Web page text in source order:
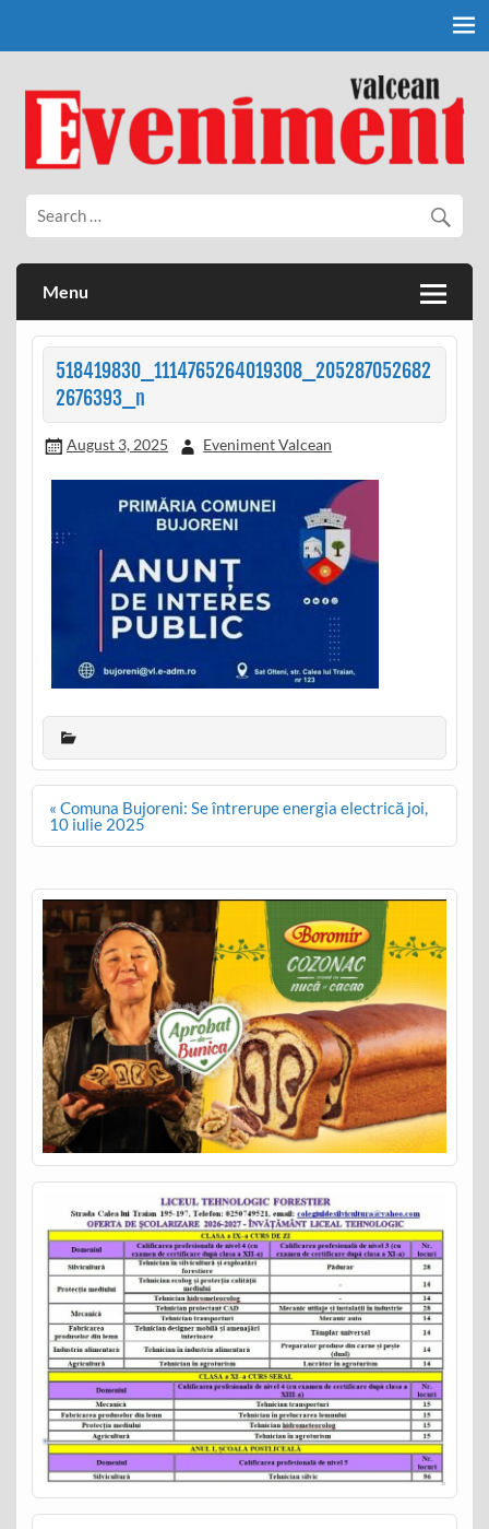
Eveniment Valcean
Menu
518419830_1114765264019308_205287052682
2676393_n
August 3, 2025 Eveniment Valcean
Post
navigation
« Comuna Bujoreni: Se întrerupe energia electrică joi,
10 iulie 2025